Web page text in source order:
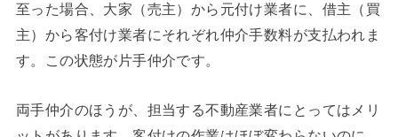
至った場合、大家（売主）から元付け業者に、借主（買
主）から客付け業者にそれぞれ仲介手数料が支払われま
す。この状態が片手仲介です。
両手仲介のほうが、担当する不動産業者にとってはメリ